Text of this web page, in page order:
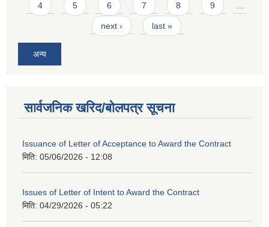
4 5 6 7 8 9 …
next › last »
अन्य
सार्वजनिक खरिद/बोलपत्र सूचना
Issuance of Letter of Acceptance to Award the Contract
मिति: 05/06/2026 - 12:08
Issues of Letter of Intent to Award the Contract
मिति: 04/29/2026 - 05:22